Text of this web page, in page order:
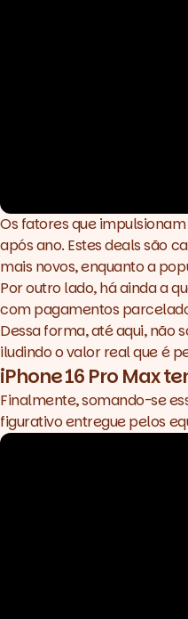
Os fatores que
após ano. Estesdealssão
mais novos, enquanto a
Por outro lado, há ainda a
com pagamentos
Dessa forma, até aqui, não
iludindo o valor real que é
iPhone 16 Pro Max
Finalmente, somando-se
figurativo entregue pelos